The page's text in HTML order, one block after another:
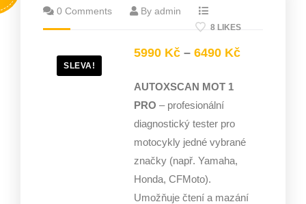
0 Comments By admin
8 LIKES
SLEVA!
5990 Kč – 6490 Kč
AUTOXSCAN MOT 1
PRO – profesionální
diagnostický tester pro
motocykly jedné vybrané
značky (např. Yamaha,
Honda, CFMoto).
Umožňuje čtení a mazání